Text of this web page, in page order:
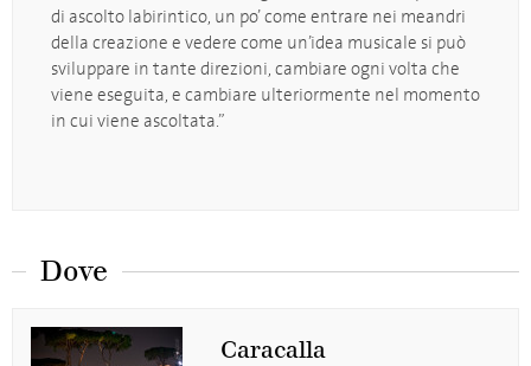
di ascolto labirintico, un po’ come entrare nei meandri
della creazione e vedere come un’idea musicale si può
sviluppare in tante direzioni, cambiare ogni volta che
viene eseguita, e cambiare ulteriormente nel momento
in cui viene ascoltata.”
Dove
Caracalla